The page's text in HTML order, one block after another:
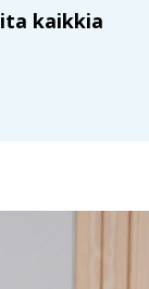
kaikkia